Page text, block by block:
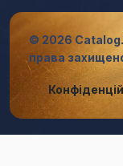
© 2026
права